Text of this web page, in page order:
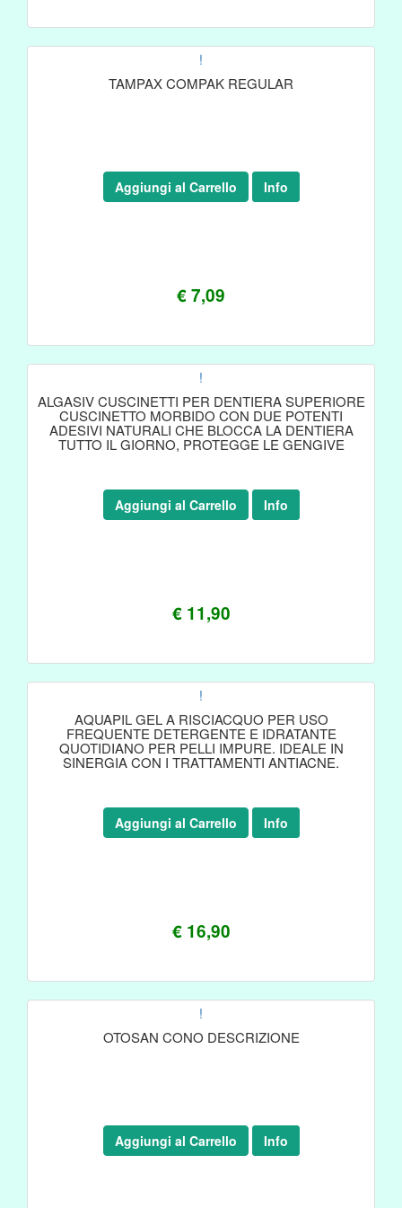
!
TAMPAX COMPAK REGULAR
€ 7,09
Aggiungi al Carrello Info
!
ALGASIV CUSCINETTI PER DENTIERA SUPERIORE
CUSCINETTO MORBIDO CON DUE POTENTI
ADESIVI NATURALI CHE BLOCCA LA DENTIERA
TUTTO IL GIORNO, PROTEGGE LE GENGIVE
€ 11,90
Aggiungi al Carrello Info
!
AQUAPIL GEL A RISCIACQUO PER USO
FREQUENTE DETERGENTE E IDRATANTE
QUOTIDIANO PER PELLI IMPURE. IDEALE IN
SINERGIA CON I TRATTAMENTI ANTIACNE.
€ 16,90
Aggiungi al Carrello Info
!
OTOSAN CONO DESCRIZIONE
Aggiungi al Carrello Info